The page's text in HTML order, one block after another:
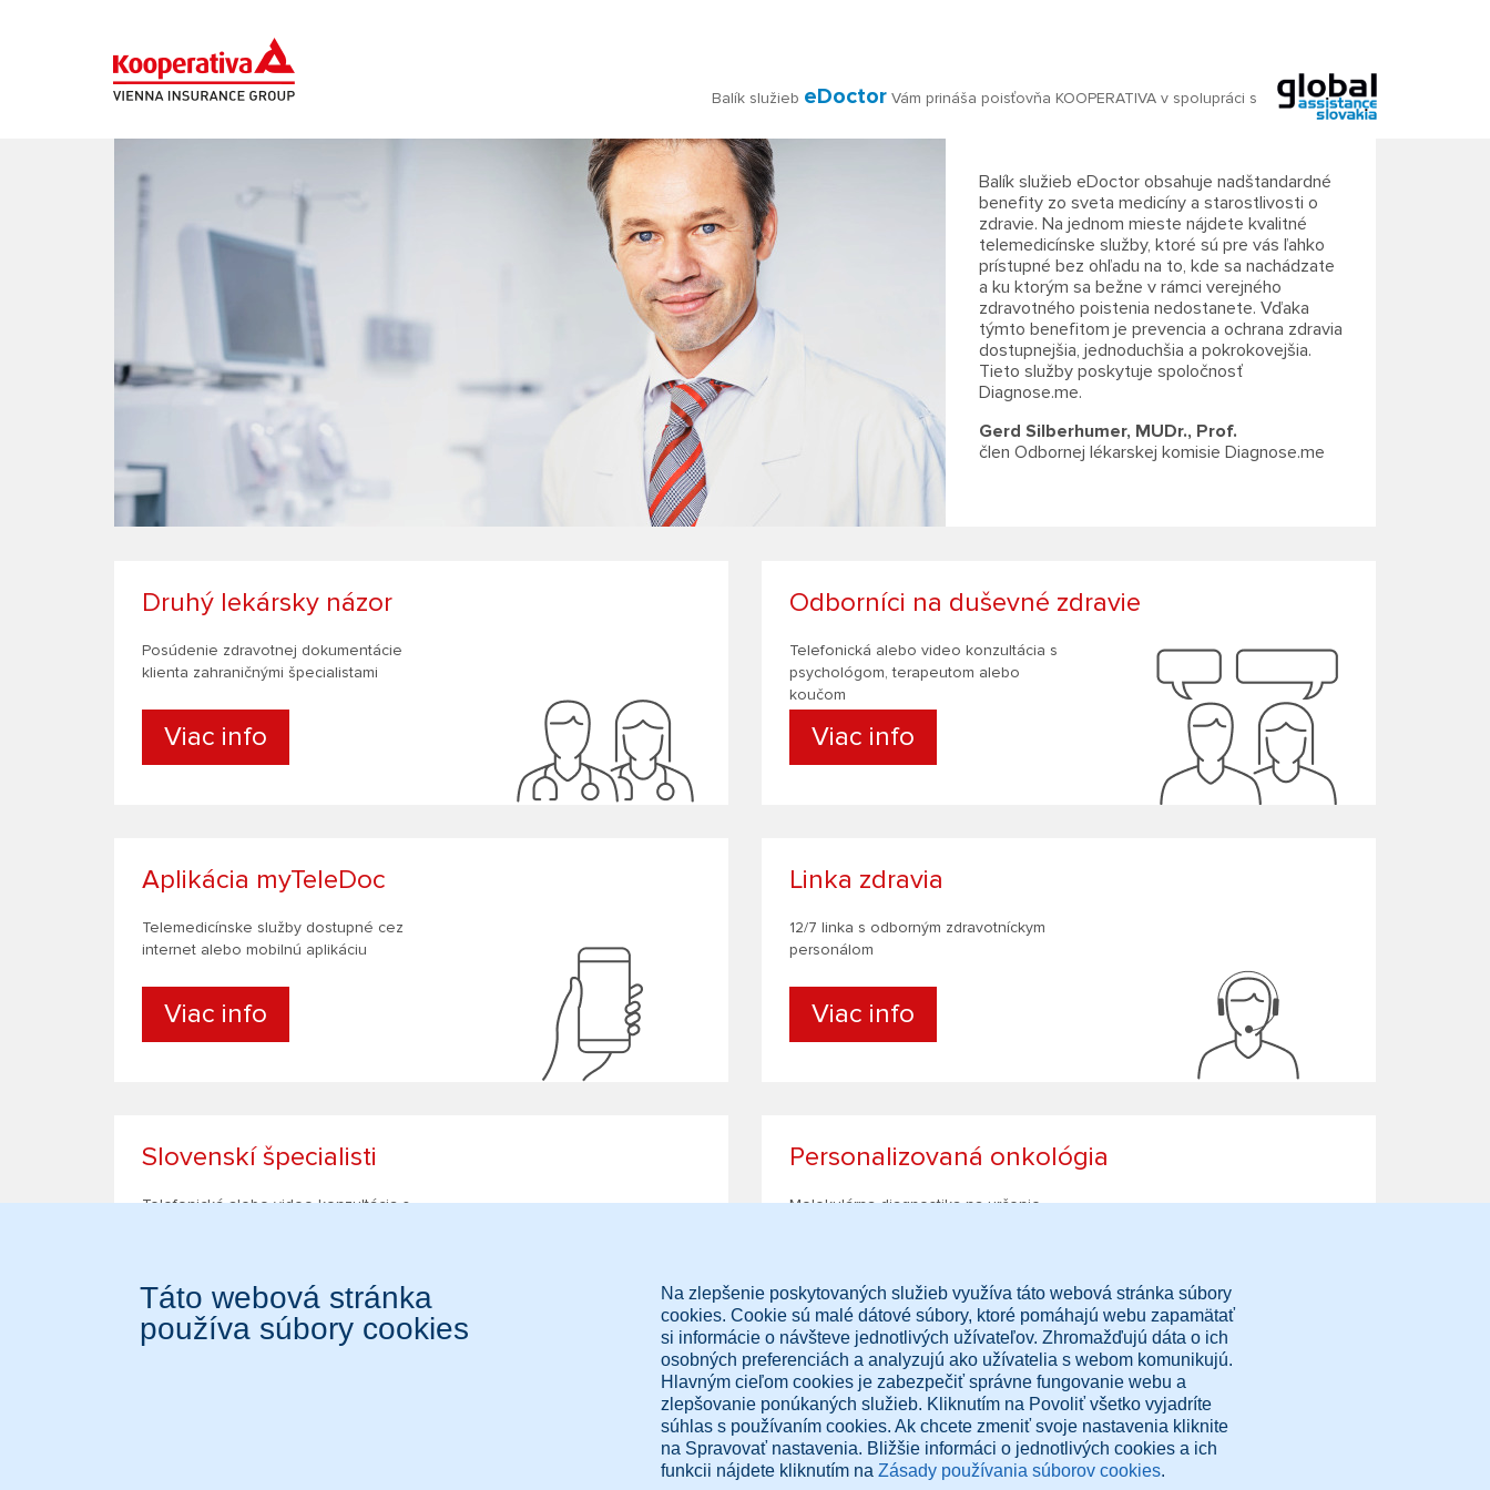
Balík služieb eDoctorVám prináša poisťovňa KOOPERATIVA v spolupráci s
Balík služieb eDoctor obsahuje nadštandardné
benefity zo sveta medicíny a starostlivosti o
zdravie. Na jednom mieste nájdete kvalitné
telemedicínske služby, ktoré sú pre vás ľahko
prístupné bez ohľadu na to, kde sa nachádzate
a ku ktorým sa bežne v rámci verejného
zdravotného poistenia nedostanete. Vďaka
týmto benefitom je prevencia a ochrana zdravia
dostupnejšia, jednoduchšia a pokrokovejšia.
Tieto služby poskytuje spoločnosť
Diagnose.me.
Gerd Silberhumer, MUDr., Prof.
člen Odbornej lékarskej komisie Diagnose.me
Druhý lekársky názor
Posúdenie zdravotnej dokumentácie
klienta zahraničnými špecialistami
Viac info
Odborníci na duševné zdravie
Telefonická alebo video konzultácia s
psychológom, terapeutom alebo
koučom
Viac info
Aplikácia myTeleDoc
Telemedicínske služby dostupné cez
internet alebo mobilnú aplikáciu
Viac info
Linka zdravia
12/7 linka s odborným zdravotníckym
personálom
Viac info
Slovenskí špecialisti
Telefonická alebo video konzultácia s
Viac info
Personalizovaná onkológia
Molekulárna diagnostika na určenie
Viac info
Diagnose.me B.V. Dorpsdijk 63,
Rumpt 4156AM, The Netherlands
+421 948 347 388
Zásady ochrany osobných údajov
Podmienky používania.
Nastavenia cookies